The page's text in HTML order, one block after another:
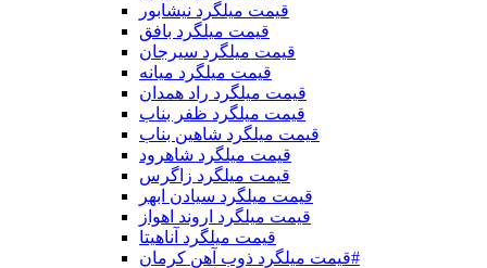
قیمت میلگرد نیشابور
قیمت میلگرد بافق
قیمت میلگرد سیرجان
قیمت میلگرد میانه
قیمت میلگرد راد همدان
قیمت میلگرد ظفر بناب
قیمت میلگرد شاهین بناب
قیمت میلگرد شاهرود
قیمت میلگرد زاگرس
قیمت میلگرد سیادن ابهر
قیمت میلگرد اروند اهواز
قیمت میلگرد آناهیتا
قیمت میلگرد ذوب آهن کرمان#